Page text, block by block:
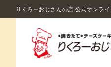
りくろーおじさんの店 公式オンラ